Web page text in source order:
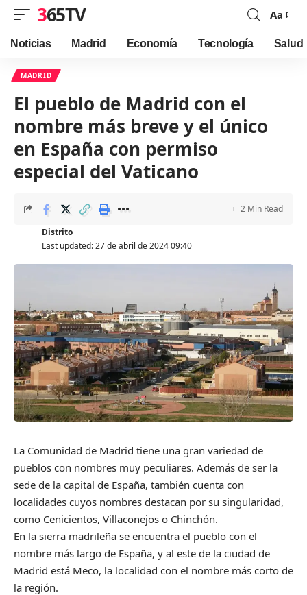
365TV
Font
Resizer
Aa
Noticias Madrid Economía Tecnología Salud
MADRID
El pueblo de Madrid con el
nombre más breve y el único
en España con permiso
especial del Vaticano
Last updated: 27 de abril de 2024 09:40
Distrito
2 Min Read
La Comunidad de Madrid tiene una gran variedad de
pueblos con nombres muy peculiares. Además de ser la
sede de la capital de España, también cuenta con
localidades cuyos nombres destacan por su singularidad,
como Cenicientos, Villaconejos o Chinchón.
En la sierra madrileña se encuentra el pueblo con el
nombre más largo de España, y al este de la ciudad de
Madrid está Meco, la localidad con el nombre más corto de
la región.